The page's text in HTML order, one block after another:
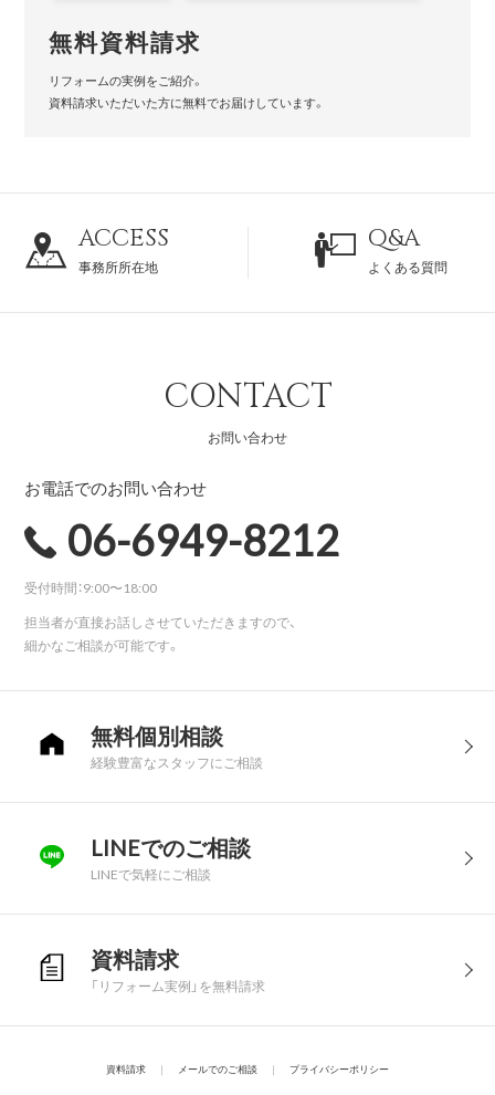
無料資料請求
リフォームの実例をご紹介。
資料請求いただいた方に無料でお届けしています。
ACCESS
事務所所在地
Q&A
よくある質問
CONTACT
お問い合わせ
お電話でのお問い合わせ
06-6949-8212
受付時間：9:00〜18:00
担当者が直接お話しさせていただきますので、
細かなご相談が可能です。
無料個別相談
経験豊富なスタッフにご相談
LINEでのご相談
LINEで気軽にご相談
資料請求
「リフォーム実例」を無料請求
資料請求 ｜ メールでのご相談 ｜ プライバシーポリシー